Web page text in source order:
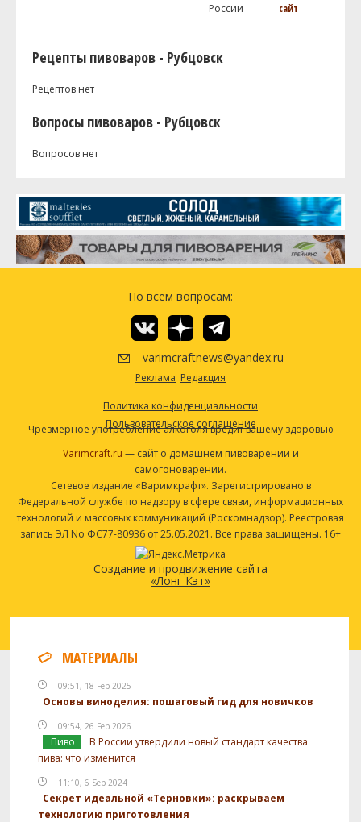
России
сайт
Рецепты пивоваров - Рубцовск
Рецептов нет
Вопросы пивоваров - Рубцовск
Вопросов нет
По всем вопросам:
varimcraftnews@yandex.ru
Реклама Редакция
Политика конфиденциальности
Пользовательское соглашение
Чрезмерное употребление алкоголя вредит вашему здоровью
Varimcraft.ru — сайт о домашнем пивоварении и
самогоноварении.
Сетевое издание «Варимкрафт». Зарегистрировано в
Федеральной службе по надзору в сфере связи, информационных
технологий и массовых коммуникаций (Роскомнадзор). Реестровая
запись ЭЛ No ФС77-80936 от 25.05.2021. Все права защищены. 16+
Создание и продвижение сайта
«Лонг Кэт»
МАТЕРИАЛЫ
09:51, 18 Feb 2025
Основы виноделия: пошаговый гид для новичков
09:54, 26 Feb 2026
Пиво
В России утвердили новый стандарт качества
пива: что изменится
11:10, 6 Sep 2024
Секрет идеальной «Терновки»: раскрываем
технологию приготовления